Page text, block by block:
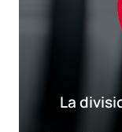
La